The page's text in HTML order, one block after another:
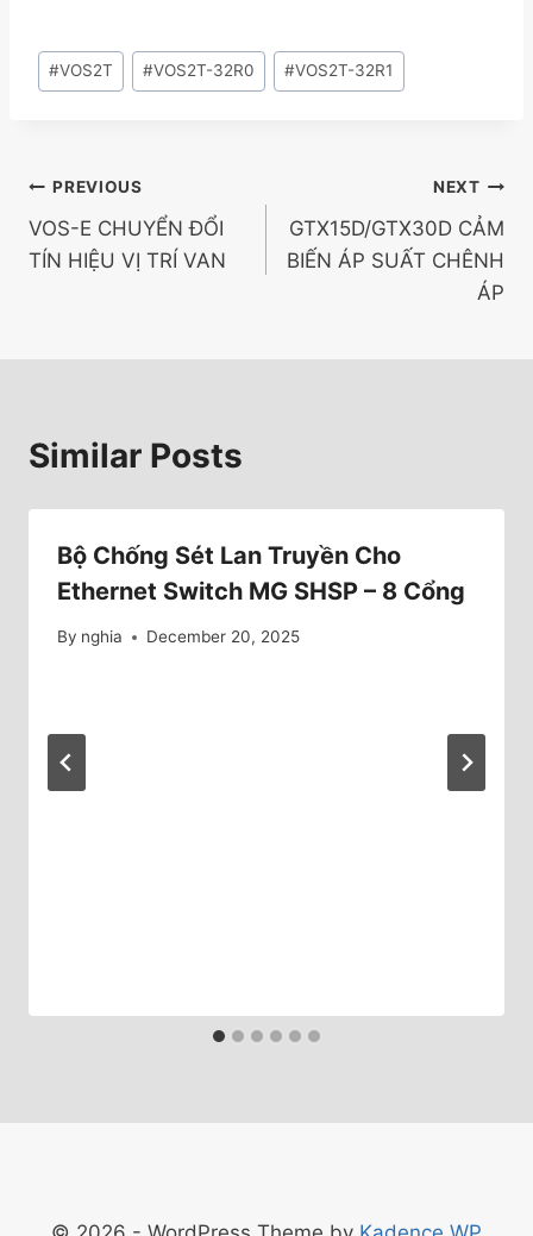
#VOS2T #VOS2T-32R0 #VOS2T-32R1
PREVIOUS
VOS-E CHUYỂN ĐỔI
TÍN HIỆU VỊ TRÍ VAN
NEXT
GTX15D/GTX30D CẢM
BIẾN ÁP SUẤT CHÊNH
ÁP
Similar Posts
Bộ Chống Sét Lan Truyền Cho
Ethernet Switch MG SHSP – 8 Cổng
By nghia December 20, 2025